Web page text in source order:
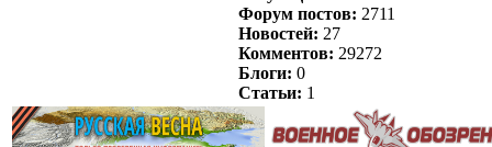
Форум постов: 2711
Новостей: 27
Комментов: 29272
Блоги: 0
Статьи: 1